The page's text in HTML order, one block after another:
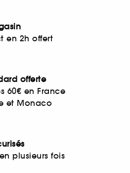
en 2h offert
offerte
60€ en France
et Monaco
plusieurs fois